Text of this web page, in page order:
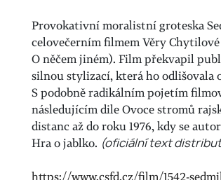
Provokativní moralistní groteska
celovečerním filmem Věry
O něčem jiném). Film překvapil
silnou stylizací, která ho odlišovala
S podobně radikálním pojetím
následujícím dile Ovoce stromů
distanc až do roku 1976, kdy se
Hra o jablko. (oficiální text
https://www.csfd.cz/film/1542-